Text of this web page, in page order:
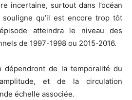
incertaine, surtout dans l’océan
souligne qu’il est encore trop tôt
atteindra le niveau des
de 1997-1998 ou 2015-2016.
dépendront de la temporalité du
et de la circulation
échelle associée.